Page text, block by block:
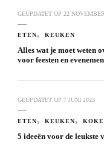
GEÜPDATET OP 22
ETEN KEUKEN
Alles wat je moet weten
voor feesten en
GEÜPDATET OP 7 JUNI 2023
ETEN KEUKEN
5 ideeën voor de leukste